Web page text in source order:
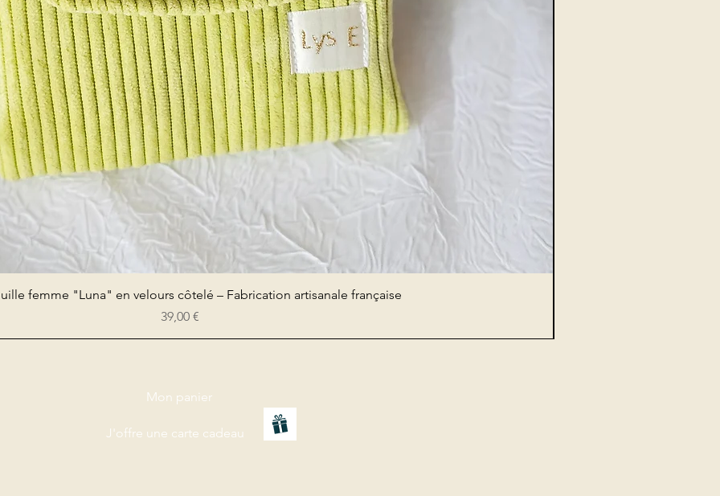
Aperçu rapide
femme "Luna" en velours côtelé – Fabrication artisanale française
Prix
39,00 €
Mon panier
J'offre une carte cadeau